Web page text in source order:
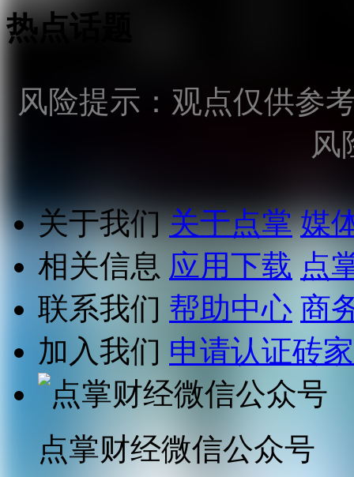
热点话题
风险提示：观点仅供参
风
关于我们 关于点掌 媒
相关信息 应用下载 点
联系我们 帮助中心 商
加入我们 申请认证砖家
点掌财经微信公众号